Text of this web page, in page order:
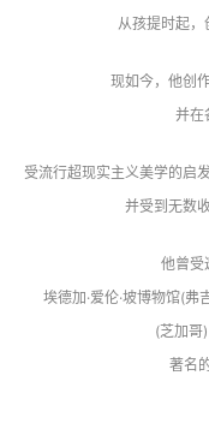
从孩提时起，
现如今，他创
并在
受流行超现实主义美学的启
并受到无数
他曾受
埃德加·爱伦·坡博物馆(
(芝加哥
著名